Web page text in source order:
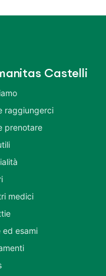
Castelli
raggiungerci
prenotare
medici
ed esami